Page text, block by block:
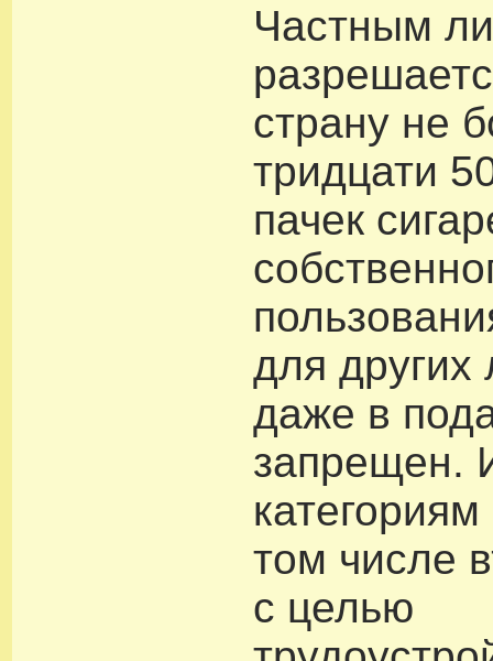
Частным
страну не
тридцати
пачек
для других
даже в
запрещен.
том числе
с целью